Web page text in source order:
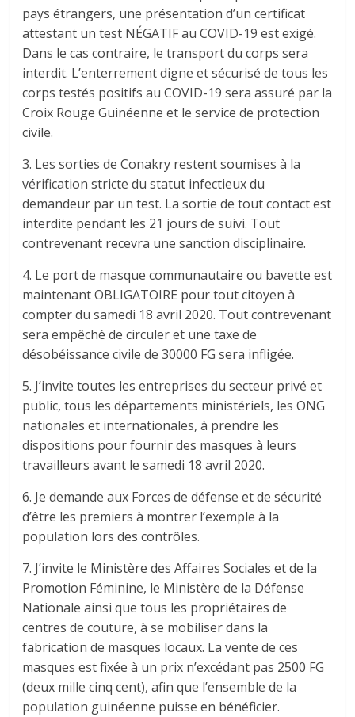
pays étrangers, une présentation d’un certificat
attestant un test NÉGATIF au COVID-19 est exigé.
Dans le cas contraire, le transport du corps sera
interdit. L’enterrement digne et sécurisé de tous les
corps testés positifs au COVID-19 sera assuré par la
Croix Rouge Guinéenne et le service de protection
civile.
3. Les sorties de Conakry restent soumises à la
vérification stricte du statut infectieux du
demandeur par un test. La sortie de tout contact est
interdite pendant les 21 jours de suivi. Tout
contrevenant recevra une sanction disciplinaire.
4. Le port de masque communautaire ou bavette est
maintenant OBLIGATOIRE pour tout citoyen à
compter du samedi 18 avril 2020. Tout contrevenant
sera empêché de circuler et une taxe de
désobéissance civile de 30000 FG sera infligée.
5. J’invite toutes les entreprises du secteur privé et
public, tous les départements ministériels, les ONG
nationales et internationales, à prendre les
dispositions pour fournir des masques à leurs
travailleurs avant le samedi 18 avril 2020.
6. Je demande aux Forces de défense et de sécurité
d’être les premiers à montrer l’exemple à la
population lors des contrôles.
7. J’invite le Ministère des Affaires Sociales et de la
Promotion Féminine, le Ministère de la Défense
Nationale ainsi que tous les propriétaires de
centres de couture, à se mobiliser dans la
fabrication de masques locaux. La vente de ces
masques est fixée à un prix n’excédant pas 2500 FG
(deux mille cinq cent), afin que l’ensemble de la
population guinéenne puisse en bénéficier.